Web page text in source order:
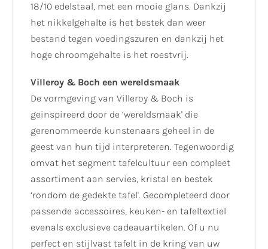
18/10 edelstaal, met een mooie glans. Dankzij
het nikkelgehalte is het bestek dan weer
bestand tegen voedingszuren en dankzij het
hoge chroomgehalte is het roestvrij.
Villeroy & Boch een wereldsmaak
De vormgeving van Villeroy & Boch is
geïnspireerd door de ‘wereldsmaak' die
gerenommeerde kunstenaars geheel in de
geest van hun tijd interpreteren. Tegenwoordig
omvat het segment tafelcultuur een compleet
assortiment aan servies, kristal en bestek
‘rondom de gedekte tafel'. Gecompleteerd door
passende accessoires, keuken- en tafeltextiel
evenals exclusieve cadeauartikelen. Of u nu
perfect en stijlvast tafelt in de kring van uw